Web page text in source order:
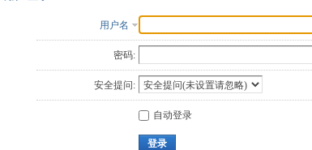
用户名
密码:
安全提问:
自动登录
登录